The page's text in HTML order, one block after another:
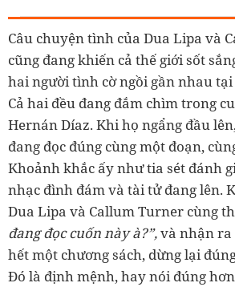
Câu chuyện tình của Dua Lipa và
cũng đang khiến cả thế giới sốt
hai người tình cờ ngồi gần nhau tại
Cả hai đều đang đắm chìm trong
Hernán Díaz. Khi họ ngẩng đầu
đang đọc đúng cùng một đoạn,
Khoảnh khắc ấy như tia sét đánh
nhạc đình đám và tài tử đang lên.
Dua Lipa và Callum Turner cùng
đang đọc cuốn này à?”,và nhận ra
hết một chương sách, dừng lại
Đó là định mệnh, hay nói đúng